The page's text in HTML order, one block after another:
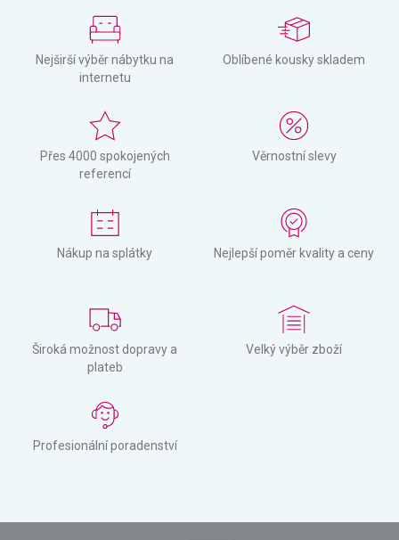
Nejširší výběr nábytku na
internetu
Oblíbené kousky skladem
Přes 4000 spokojených
referencí
Věrnostní slevy
Nákup na splátky Nejlepší poměr kvality a ceny
Široká možnost dopravy a
plateb
Velký výběr zboží
Profesionální poradenství